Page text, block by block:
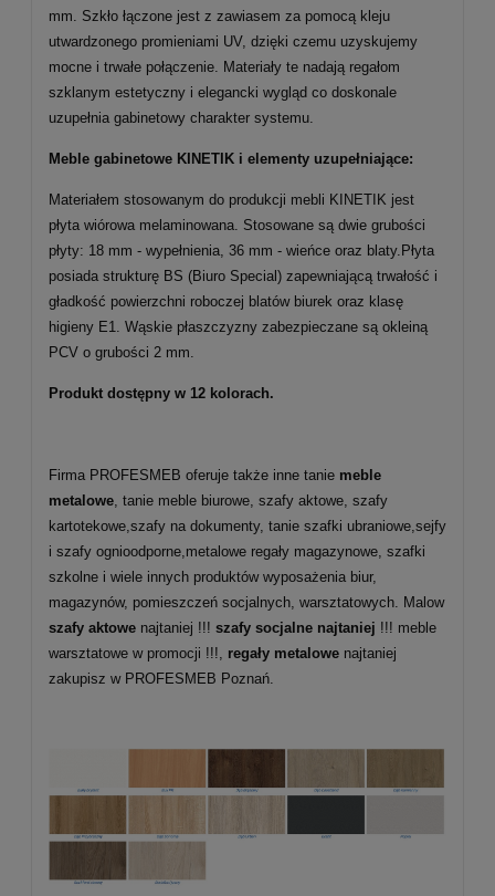
mm. Szkło łączone jest z zawiasem za pomocą kleju
utwardzonego promieniami UV, dzięki czemu uzyskujemy
mocne i trwałe połączenie. Materiały te nadają regałom
szklanym estetyczny i elegancki wygląd co doskonale
uzupełnia gabinetowy charakter systemu.
Meble gabinetowe KINETIK i elementy uzupełniające:
Materiałem stosowanym do produkcji mebli KINETIK jest
płyta wiórowa melaminowana. Stosowane są dwie grubości
płyty: 18 mm - wypełnienia, 36 mm - wieńce oraz blaty.Płyta
posiada strukturę BS (Biuro Special) zapewniającą trwałość i
gładkość powierzchni roboczej blatów biurek oraz klasę
higieny E1. Wąskie płaszczyzny zabezpieczane są okleiną
PCV o grubości 2 mm.
Produkt dostępny w 12 kolorach.
Firma PROFESMEB oferuje także inne tanie meble
metalowe, tanie meble biurowe, szafy aktowe, szafy
kartotekowe,szafy na dokumenty, tanie szafki ubraniowe,sejfy
i szafy ognioodporne,metalowe regały magazynowe, szafki
szkolne i wiele innych produktów wyposażenia biur,
magazynów, pomieszczeń socjalnych, warsztatowych. Malow
szafy aktowe najtaniej !!! szafy socjalne najtaniej !!! meble
warsztatowe w promocji !!!, regały metalowe najtaniej
zakupisz w PROFESMEB Poznań.